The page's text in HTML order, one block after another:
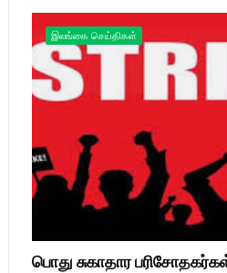
இலங்கை செய்திகள்
பொது சுகாதார